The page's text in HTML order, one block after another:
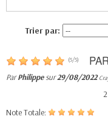
Trier par:
(5/5)
ParPhilippesur29/08/2022
2
Note Totale: